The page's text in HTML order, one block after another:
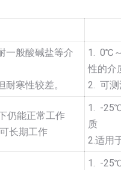
一般酸碱盐等介
寒性较差。
1. 0℃
性的介
2. 可测
仍能正常工作
长期工作
1. -
质
2.适用
1. -